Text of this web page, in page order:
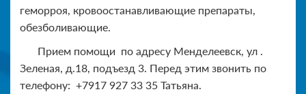
геморроя, кровоостанавливающие препараты,
обезболивающие.
Прием помощи по адресу Менделеевск, ул .
Зеленая, д.18, подъезд 3. Перед этим звонить по
телефону: +7917 927 33 35 Татьяна.